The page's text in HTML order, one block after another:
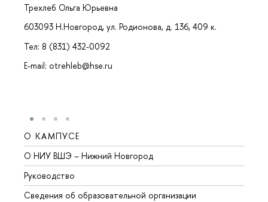
Трехлеб Ольга Юрьевна
603093 Н.Новгород, ул. Родионова, д. 136, 409 к.
Тел: 8 (831) 432-0092
E-mail: otrehleb@hse.ru
О КАМПУСЕ
О НИУ ВШЭ – Нижний Новгород
Руководство
Сведения об образовательной организации